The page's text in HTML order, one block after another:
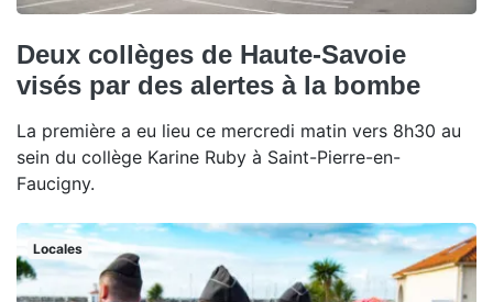
Deux collèges de Haute-Savoie
visés par des alertes à la bombe
La première a eu lieu ce mercredi matin vers 8h30 au
sein du collège Karine Ruby à Saint-Pierre-en-
Faucigny.
Locales